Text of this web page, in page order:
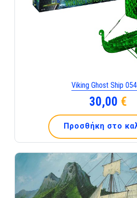
Viking Ghost Ship
30,00 €
Προσθήκη στο